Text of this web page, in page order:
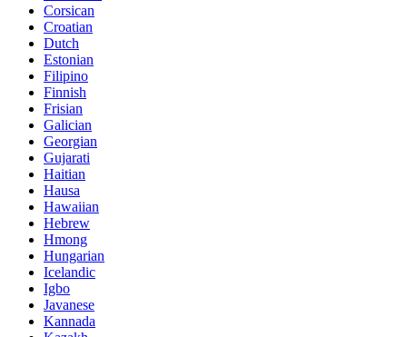
Corsican
Croatian
Dutch
Estonian
Filipino
Finnish
Frisian
Galician
Georgian
Gujarati
Haitian
Hausa
Hawaiian
Hebrew
Hmong
Hungarian
Icelandic
Igbo
Javanese
Kannada